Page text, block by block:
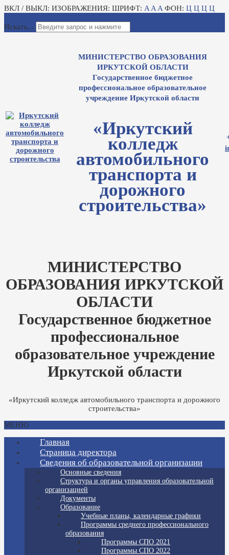
ВКЛ / ВЫКЛ: ИЗОБРАЖЕНИЯ: ШРИФТ: A A A ФОН: Ц Ц Ц Ц
Искать...
МИНИСТЕРСТВО ОБРАЗОВАНИЯ
ИРКУТСКОЙ ОБЛАСТИ
Государственное бюджетное
профессиональное образовательное
учреждение Иркутской области
«Иркутский
колледж
автомобильного
транспорта и
дорожного
строительства»
МИНИСТЕРСТВО
ОБРАЗОВАНИЯ ИРКУТСКОЙ
ОБЛАСТИ
Государственное бюджетное
профессиональное
образовательное учреждение
Иркутской области
«Иркутский колледж автомобильного транспорта и дорожного
строительства»
МЕНЮ
Главная
Страница директора
Сведения об образовательной организации
Основные сведения
Структура и органы управления образовательной
организацией
Документы
Образование
Учебные планы, календарные графики
Программы среднего профессионального
образования
Программы СПО 2021
Программы СПО 2022